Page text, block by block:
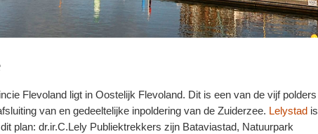
Flevoland ligt in Oostelijk Flevoland. Dit is een van de vijf polders
van en gedeeltelijke inpoldering van de Zuiderzee. Lelystad is
plan: dr.ir.C.Lely Publiektrekkers zijn Bataviastad, Natuurpark